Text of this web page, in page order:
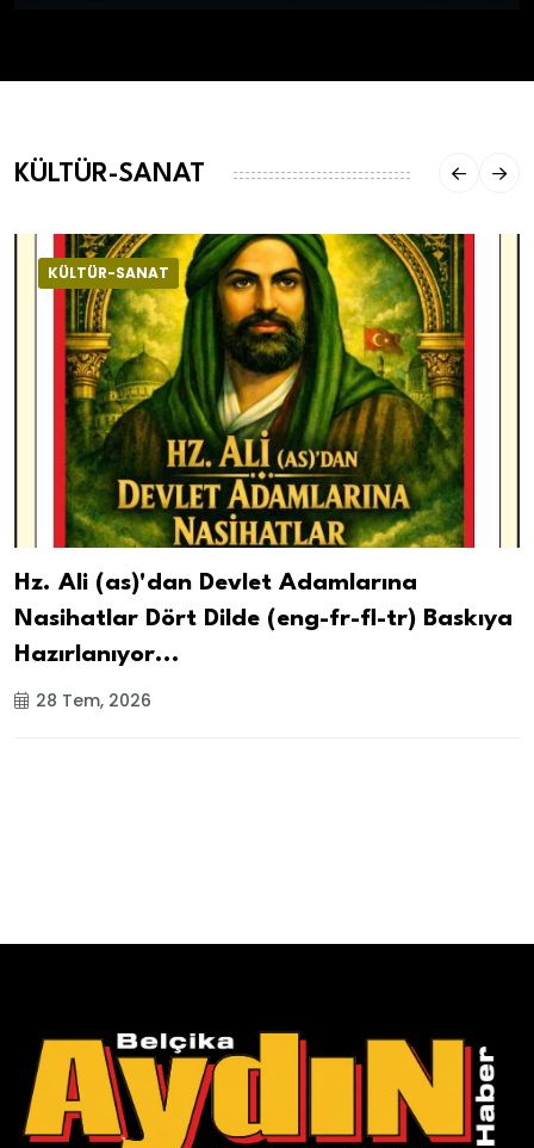
KÜLTÜR-SANAT
KÜLTÜR-SANAT
Hz. Ali (as)'dan Devlet Adamlarına
Nasihatlar Dört Dilde (eng-fr-fl-tr) Baskıya
Hazırlanıyor...
28 Tem, 2026